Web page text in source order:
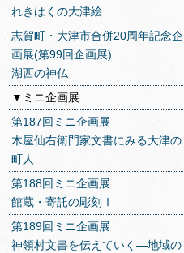
れきはくの大津絵
志賀町・大津市合併20周年記念企
画展(第99回企画展)
湖西の神仏
▼ミニ企画展
第187回ミニ企画展
木屋仙右衛門家文書にみる大津の
町人
第188回ミニ企画展
館蔵・寄託の彫刻Ⅰ
第189回ミニ企画展
神領村文書を伝えていく―地域の